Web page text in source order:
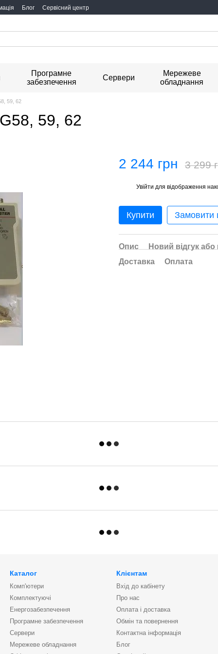
Блог Сервісний центр
Програмне
забезпечення
Сервери
Мережеве
обладнання
59, 62
59, 62
2 244 грн 3 299
Увійти для відображення
Купити Замовити
Опис
Новий відгук
Доставка
Оплата
Каталог
Комп'ютери
Комплектуючі
Енергозабезпечення
Програмне забезпечення
Сервери
Мережеве обладнання
Клієнтам
Вхід до кабінету
Про нас
Оплата і доставка
Обмін та повернення
Контактна інформація
Блог